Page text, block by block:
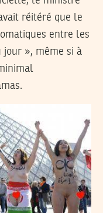
réitéré que le
entre les
jour », même si à